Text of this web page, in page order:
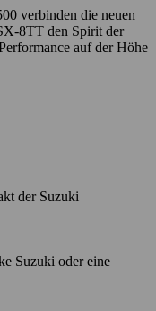
verbinden die neuen
8TT den Spirit der
auf der Höhe
der Suzuki
Suzuki oder eine